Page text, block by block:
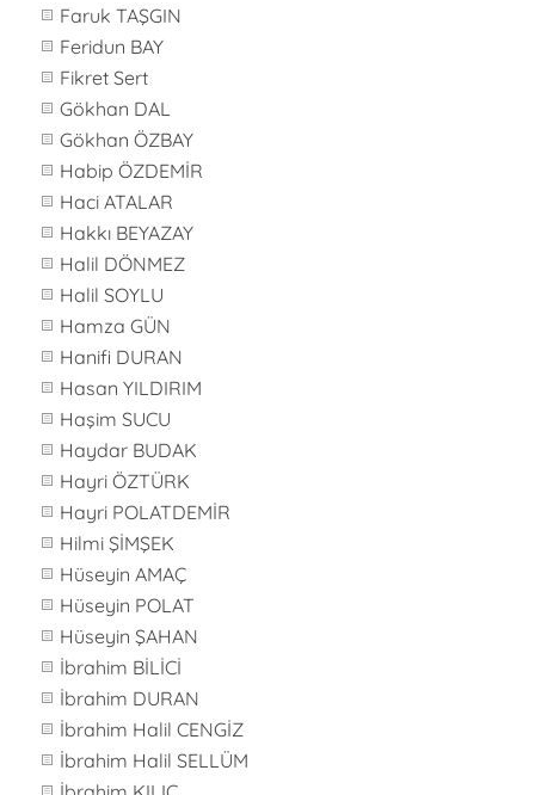
Faruk TAŞGIN
Feridun BAY
Fikret Sert
Gökhan DAL
Gökhan ÖZBAY
Habip ÖZDEMİR
Haci ATALAR
Hakkı BEYAZAY
Halil DÖNMEZ
Halil SOYLU
Hamza GÜN
Hanifi DURAN
Hasan YILDIRIM
Haşim SUCU
Haydar BUDAK
Hayri ÖZTÜRK
Hayri POLATDEMİR
Hilmi ŞİMŞEK
Hüseyin AMAÇ
Hüseyin POLAT
Hüseyin ŞAHAN
İbrahim BİLİCİ
İbrahim DURAN
İbrahim Halil CENGİZ
İbrahim Halil SELLÜM